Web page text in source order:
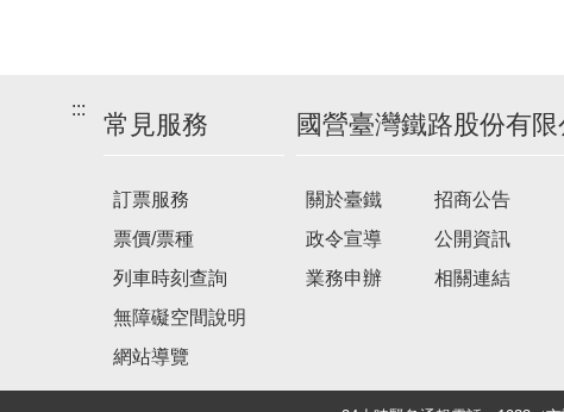
乘
:::
常見服務
訂票服務
票價/票種
列車時刻查詢
無障礙空間說明
網站導覽
國營臺灣鐵路股份有限
關於臺鐵
政令宣導
業務申辦
招商公告
公開資訊
相關連結